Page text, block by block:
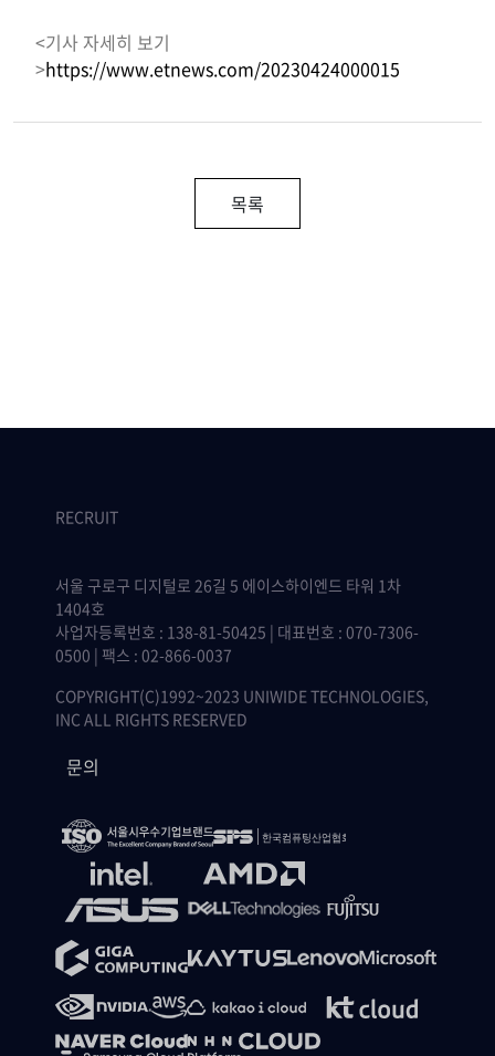
<기사 자세히 보기
>https://www.etnews.com/20230424000015
목록
RECRUIT
서울 구로구 디지털로 26길 5 에이스하이엔드 타워 1차
1404호
사업자등록번호 : 138-81-50425 | 대표번호 : 070-7306-
0500 | 팩스 : 02-866-0037
COPYRIGHT(C)1992~2023 UNIWIDE TECHNOLOGIES,
INC ALL RIGHTS RESERVED
문의